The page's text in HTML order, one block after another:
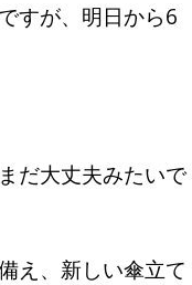
すが、明日から6
だ大丈夫みたいで
え、新しい傘立て